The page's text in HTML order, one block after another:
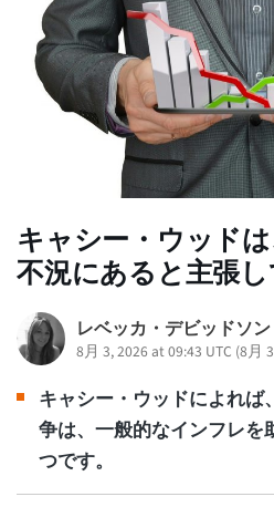
キャシー・ウッド
不況にあると主張
レベッカ・デビッドソン
8月 3, 2026 at 09:43 UTC (8月
キャシー・ウッドによれば
争は、一般的なインフレを
つです。